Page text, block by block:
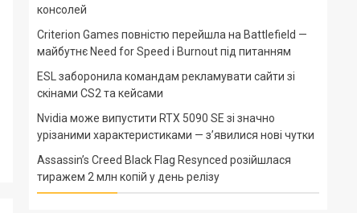
консолей
Criterion Games повністю перейшла на Battlefield —
майбутнє Need for Speed і Burnout під питанням
ESL заборонила командам рекламувати сайти зі
скінами CS2 та кейсами
Nvidia може випустити RTX 5090 SE зі значно
урізаними характеристиками — з’явилися нові чутки
Assassin’s Creed Black Flag Resynced розійшлася
тиражем 2 млн копій у день релізу